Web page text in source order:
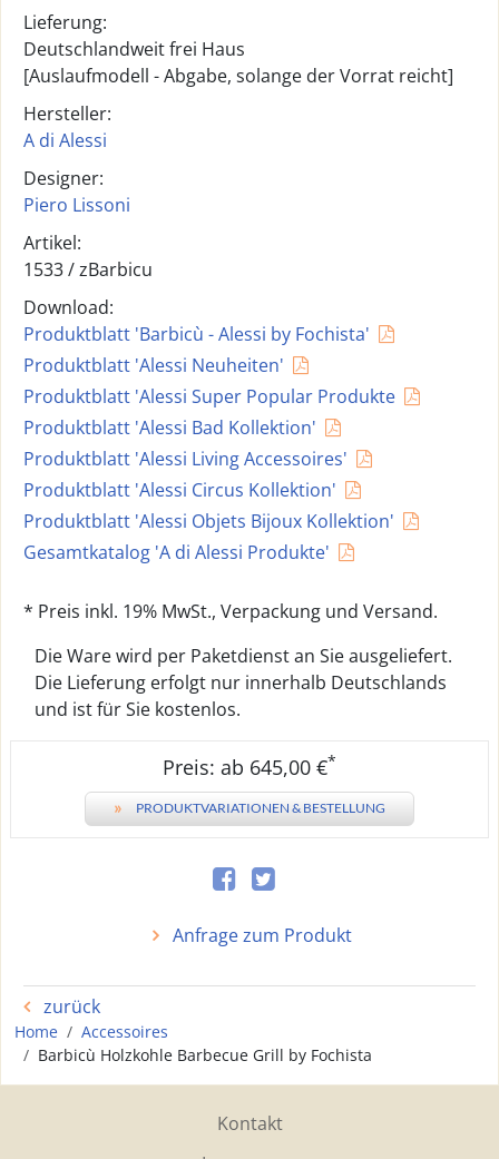
Lieferung:
Deutschlandweit frei Haus
[Auslaufmodell - Abgabe, solange der Vorrat reicht]
Hersteller:
A di Alessi
Designer:
Piero Lissoni
Artikel:
1533 /zBarbicu
Download:
Produktblatt 'Barbicù - Alessi by Fochista'
Produktblatt 'Alessi Neuheiten'
Produktblatt 'Alessi Super Popular Produkte
Produktblatt 'Alessi Bad Kollektion'
Produktblatt 'Alessi Living Accessoires'
Produktblatt 'Alessi Circus Kollektion'
Produktblatt 'Alessi Objets Bijoux Kollektion'
Gesamtkatalog 'A di Alessi Produkte'
* Preis inkl. 19% MwSt., Verpackung und Versand.
Die Ware wird per Paketdienst an Sie ausgeliefert.
Die Lieferung erfolgt nur innerhalb Deutschlands
und ist für Sie kostenlos.
Preis: ab 645,00 €*
» PRODUKTVARIATIONEN & BESTELLUNG
Anfrage zum Produkt
zurück
Home
Accessoires
Barbicù Holzkohle Barbecue Grill by Fochista
Kontakt